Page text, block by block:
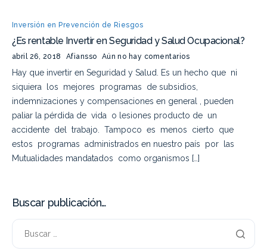
Inversión en Prevención de Riesgos
¿Es rentable Invertir en Seguridad y Salud Ocupacional?
abril 26, 2018 Afiansso Aún no hay comentarios
Hay que invertir en Seguridad y Salud. Es un hecho que ni
siquiera los mejores programas de subsidios,
indemnizaciones y compensaciones en general , pueden
paliar la pérdida de vida o lesiones producto de un
accidente del trabajo. Tampoco es menos cierto que
estos programas administrados en nuestro país por las
Mutualidades mandatados como organismos […]
Buscar publicación…